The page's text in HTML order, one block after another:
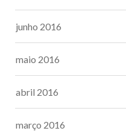
junho 2016
maio 2016
abril 2016
março 2016